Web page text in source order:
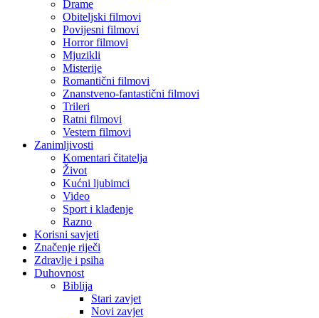
Drame
Obiteljski filmovi
Povijesni filmovi
Horror filmovi
Mjuzikli
Misterije
Romantični filmovi
Znanstveno-fantastični filmovi
Trileri
Ratni filmovi
Vestern filmovi
Zanimljivosti
Komentari čitatelja
Život
Kućni ljubimci
Video
Sport i klađenje
Razno
Korisni savjeti
Značenje riječi
Zdravlje i psiha
Duhovnost
Biblija
Stari zavjet
Novi zavjet